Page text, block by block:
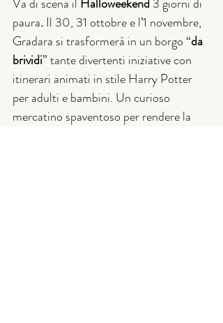
paura. Il 30, 31 ottobre e l’1 novembre,
Gradara si trasformerà in un borgo “da
brividi” tante divertenti iniziative con
itinerari animati in stile Harry Potter
per adulti e bambini. Un curioso
mercatino spaventoso per rendere la